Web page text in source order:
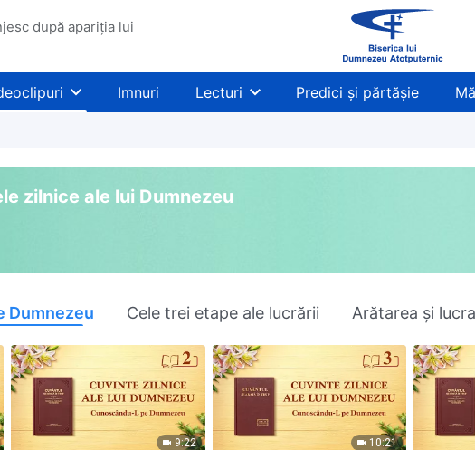
după apariția lui
Imnuri Lecturi Predici și părtășie
zilnice ale lui Dumnezeu
Dumnezeu Cele trei etape ale lucrării Arătarea și
9:22 10:21